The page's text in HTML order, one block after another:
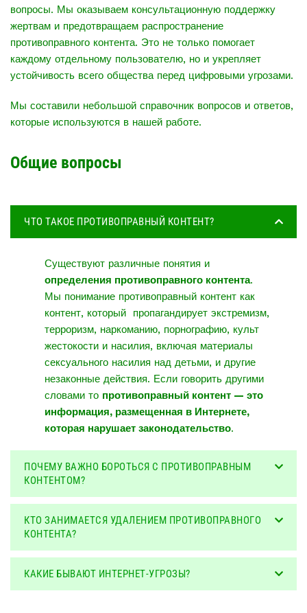
вопросы. Мы оказываем консультационную поддержку
жертвам и предотвращаем распространение
противоправного контента. Это не только помогает
каждому отдельному пользователю, но и укрепляет
устойчивость всего общества перед цифровыми угрозами.
Мы составили небольшой справочник вопросов и ответов,
которые используются в нашей работе.
Общие вопросы
ЧТО ТАКОЕ ПРОТИВОПРАВНЫЙ КОНТЕНТ?
Существуют различные понятия и
определения противоправного контента.
Мы понимание противоправный контент как
контент, который пропагандирует экстремизм,
терроризм, наркоманию, порнографию, культ
жестокости и насилия, включая материалы
сексуального насилия над детьми, и другие
незаконные действия. Если говорить другими
словами то противоправный контент — это
информация, размещенная в Интернете,
которая нарушает законодательство.
ПОЧЕМУ ВАЖНО БОРОТЬСЯ С ПРОТИВОПРАВНЫМ
КОНТЕНТОМ?
КТО ЗАНИМАЕТСЯ УДАЛЕНИЕМ ПРОТИВОПРАВНОГО
КОНТЕНТА?
КАКИЕ БЫВАЮТ ИНТЕРНЕТ-УГРОЗЫ?